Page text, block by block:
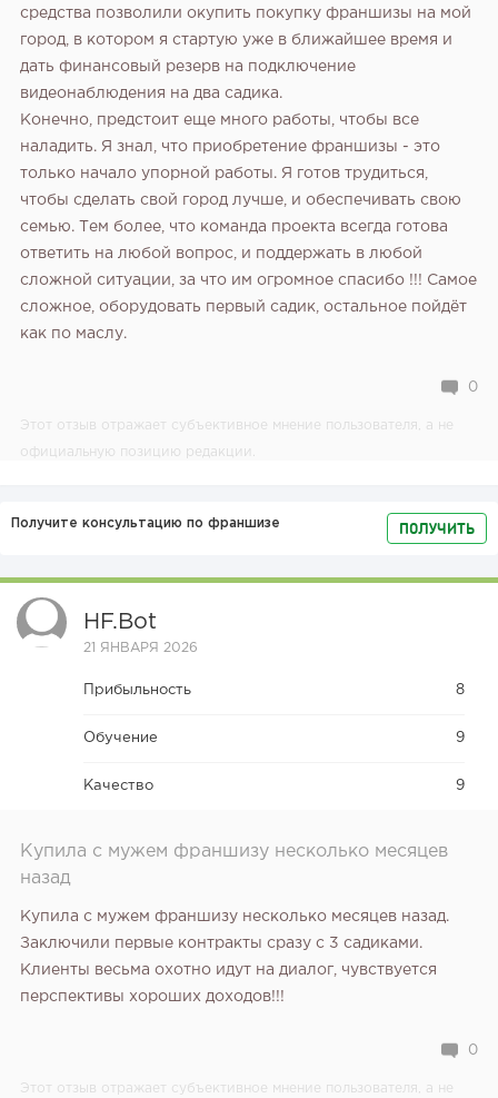
средства позволили окупить покупку франшизы на мой
город, в котором я стартую уже в ближайшее время и
дать финансовый резерв на подключение
видеонаблюдения на два садика.
Конечно, предстоит еще много работы, чтобы все
наладить. Я знал, что приобретение франшизы - это
только начало упорной работы. Я готов трудиться,
чтобы сделать свой город лучше, и обеспечивать свою
семью. Тем более, что команда проекта всегда готова
ответить на любой вопрос, и поддержать в любой
сложной ситуации, за что им огромное спасибо !!! Самое
сложное, оборудовать первый садик, остальное пойдёт
как по маслу.
0
Этот отзыв отражает субъективное мнение пользователя, а не
официальную позицию редакции.
Получите консультацию по франшизе ПОЛУЧИТЬ
HF.bot
21 ЯНВАРЯ 2026
Прибыльность 8
Обучение 9
Качество 9
Купила с мужем франшизу несколько месяцев
назад
Купила с мужем франшизу несколько месяцев назад.
Заключили первые контракты сразу с 3 садиками.
Клиенты весьма охотно идут на диалог, чувствуется
перспективы хороших доходов!!!
0
Этот отзыв отражает субъективное мнение пользователя, а не